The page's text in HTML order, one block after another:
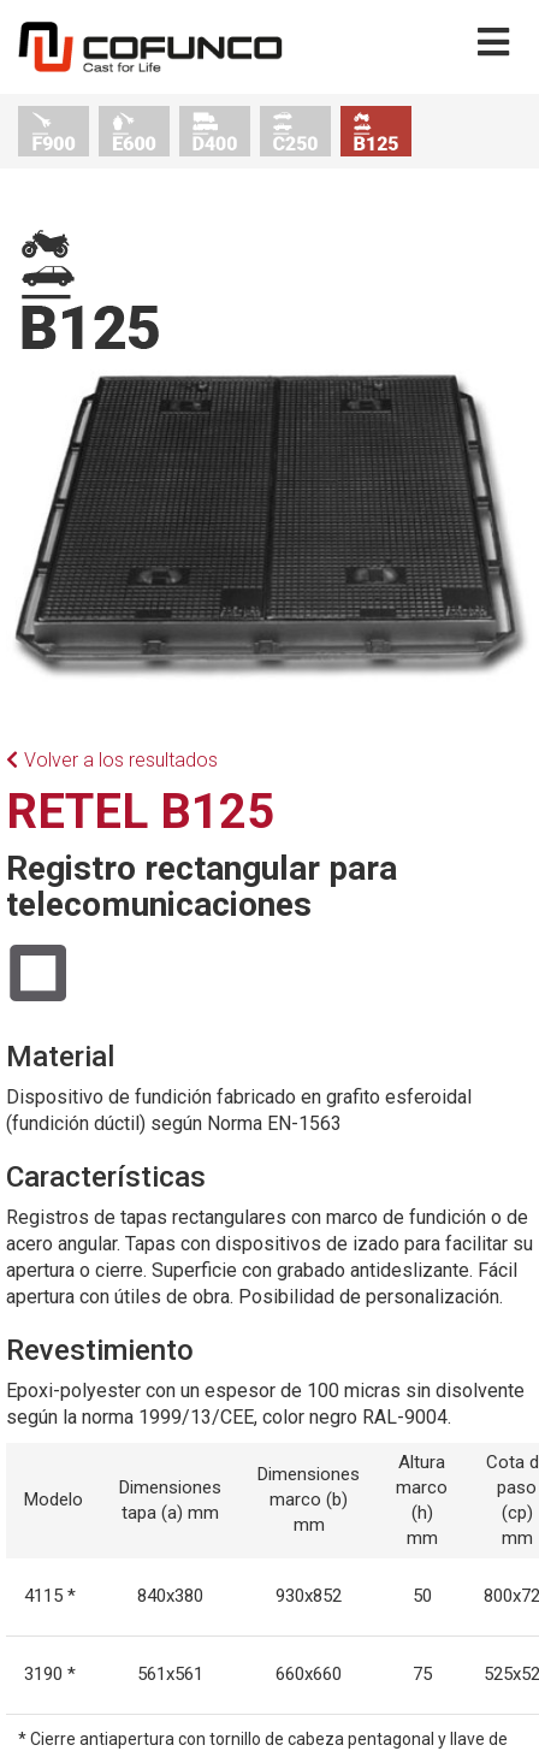
Volver a los resultados
RETEL B125
Registro rectangular para
telecomunicaciones
Material
Dispositivo de fundición fabricado en grafito esferoidal
(fundición dúctil) según Norma EN-1563
Características
Registros de tapas rectangulares con marco de fundición o de
acero angular. Tapas con dispositivos de izado para facilitar su
apertura o cierre. Superficie con grabado antideslizante. Fácil
apertura con útiles de obra. Posibilidad de personalización.
Revestimiento
Epoxi-polyester con un espesor de 100 micras sin disolvente
según la norma 1999/13/CEE, color negro RAL-9004.
Modelo
Dimensiones
tapa (a) mm
Dimensiones
marco (b)
mm
Altura
marco
(h)
mm
Cota
paso
(cp)
mm
4115 * 840x380 930x852 50
3190 * 561x561 660x660 75
* Cierre antiapertura con tornillo de cabeza pentagonal y llave de